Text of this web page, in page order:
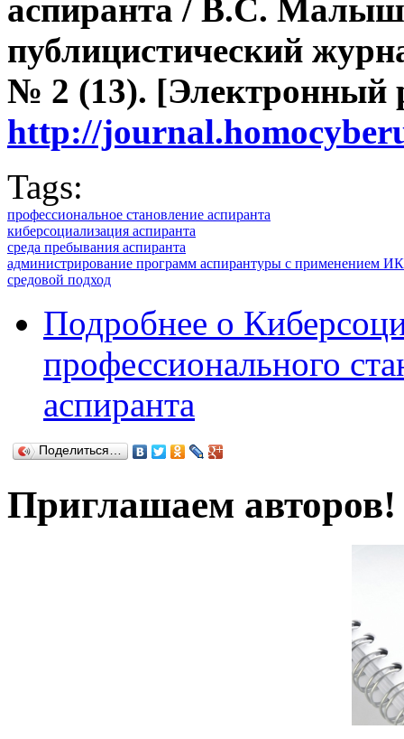
аспиранта / В.С.
публицистический
№ 2 (13). [Электронный
http://
Tags:
профессиональное становление аспиранта
киберсоциализация аспиранта
среда пребывания аспиранта
администрирование программ аспирантуры с применением
средовой подход
Подробнее о
профессионального
аспиранта
Поделиться…
Приглашаем авторов!